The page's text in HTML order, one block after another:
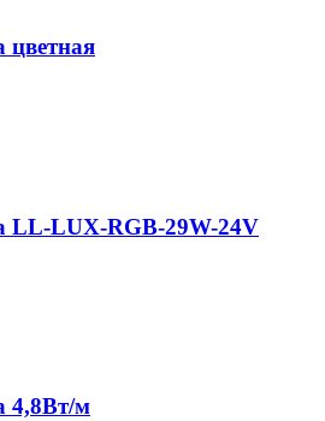
цветная
LL-LUX-RGB-29W-24V
4,8Вт/м